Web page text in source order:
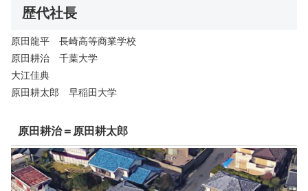
歴代社長
原田龍平 長崎高等商業学校
原田耕治 千葉大学
大江佳典
原田耕太郎 早稲田大学
原田耕治＝原田耕太郎